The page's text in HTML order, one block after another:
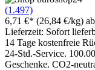
(1.497)
6,71 €* (26,84 €/kg)
Lieferzeit: Sofort
14 Tage kostenfreie
24-Std.-Service.
Geschenke. CO2-